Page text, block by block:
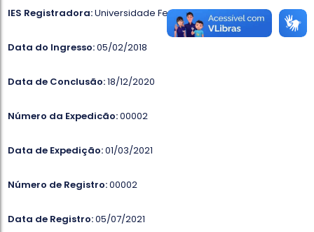
IES Registradora:Universidade Federal do Paraná
Data do Ingresso:05/02/2018
Data de Conclusão:18/12/2020
Número da Expedicão:00002
Data de Expedição:01/03/2021
Número de Registro:00002
Data de Registro:05/07/2021